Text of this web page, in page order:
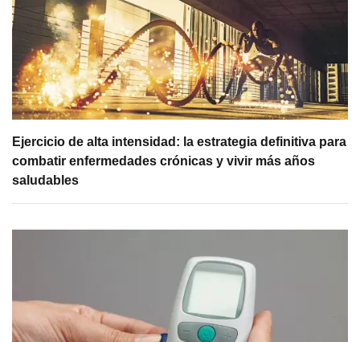
Ejercicio de alta intensidad: la estrategia definitiva para
combatir enfermedades crónicas y vivir más años
saludables